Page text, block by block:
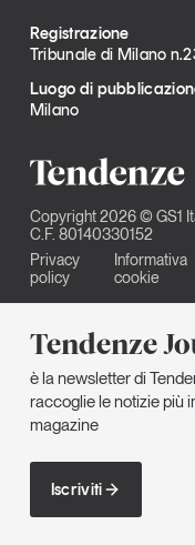
Tendenze
è la newsletter di
raccoglie le notizie più
magazine
Iscriviti
Registrazione
Tribunale di Milano
Luogo di
Milano
Copyright 2026 © GS1
C.F. 80140330152
Privacy
policy
Informativa
cookie